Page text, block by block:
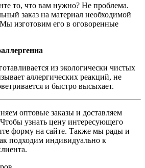
то, что вам нужно? Не проблема.
заказ на материал необходимой
изготовим его в оговоренные
из экологически чистых
аллергических реакций, не
и быстро высыхает.
оптовые заказы и доставляем
узнать цену интересующего
форму на сайте. Также мы рады и
подходим индивидуально к